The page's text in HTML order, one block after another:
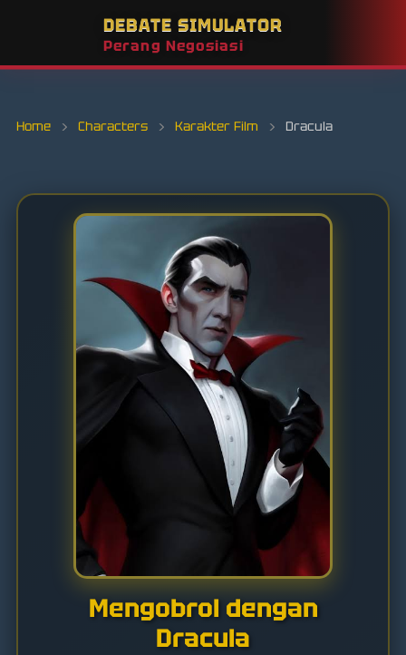
DEBATE SIMULATOR
Perang Negosiasi
Home › Characters › Karakter Film › Dracula
Mengobrol dengan
Dracula